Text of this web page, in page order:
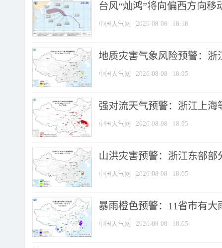
台风“灿鸿”将向偏西方向移
中国天气网 2026-08-08 18:18
地质灾害气象风险预警：
中国天气网 2026-08-08 18:05
强对流天气预警：浙江上海
中国天气网 2026-08-08 18:05
山洪灾害预警：浙江东部
中国天气网 2026-08-08 18:05
暴雨橙色预警：11省市有
中国天气网 2026-08-08 18:05